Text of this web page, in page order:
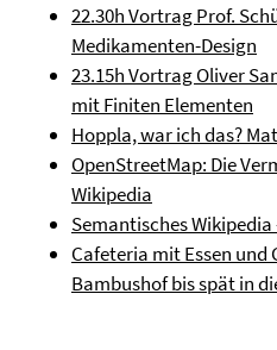
22.30h Vortrag Prof.
Medikamenten-Design
23.15h Vortrag Oliver
mit Finiten Elementen
Hoppla, war ich das?
OpenStreetMap: Die
Wikipedia
Semantisches
Cafeteria mit Essen
Bambushof bis spät in